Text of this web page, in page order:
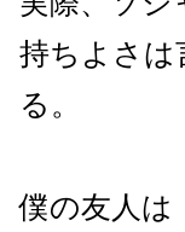
持ちよさは
る。
僕の友人は